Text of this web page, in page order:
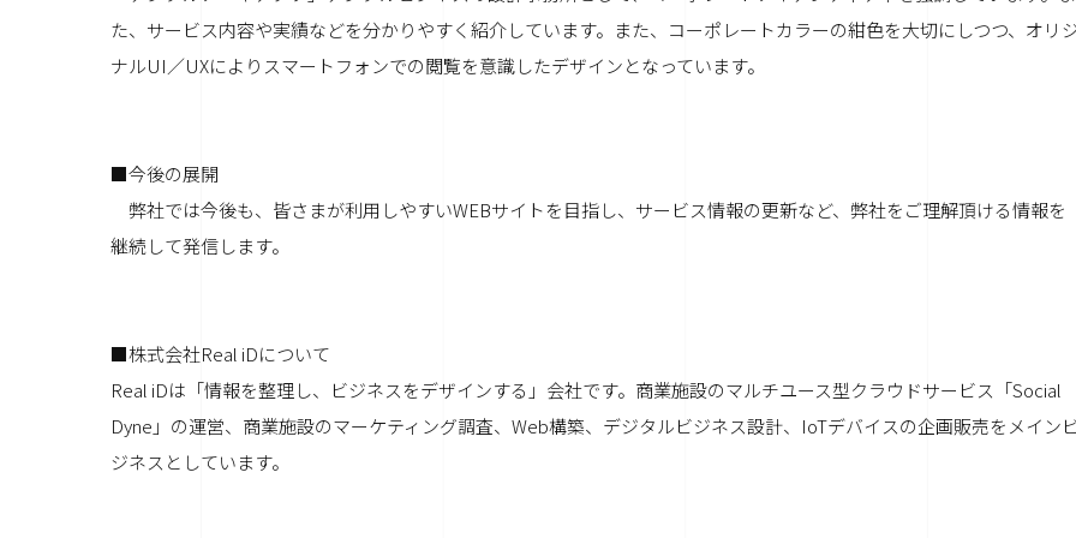
た、サービス内容や実績などを分かりやすく紹介しています。また、コーポレートカラーの紺色を大切にしつつ、オリ
ナルUI／UXによりスマートフォンでの閲覧を意識したデザインとなっています。
■今後の展開
弊社では今後も、皆さまが利用しやすいWEBサイトを目指し、サービス情報の更新など、弊社をご理解頂ける情報を
継続して発信します。
■株式会社Real iDについて
Real iDは「情報を整理し、ビジネスをデザインする」会社です。商業施設のマルチユース型クラウドサービス「Social
Dyne」の運営、商業施設のマーケティング調査、Web構築、デジタルビジネス設計、IoTデバイスの企画販売をメイン
ジネスとしています。